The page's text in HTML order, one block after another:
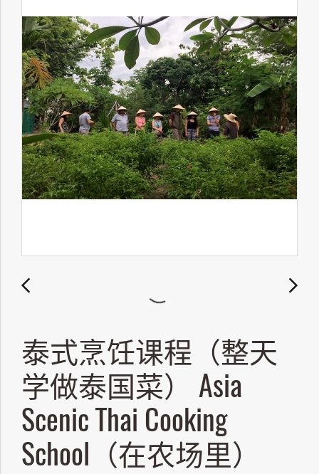
泰式烹饪课程（整天
学做泰国菜） Asia
Scenic Thai Cooking
School（在农场里）